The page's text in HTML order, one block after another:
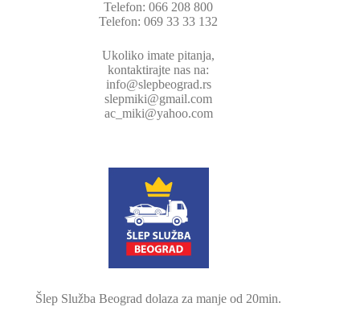
Telefon:066 208 800
Telefon:069 33 33 132
Ukoliko imate pitanja,
kontaktirajte nas na:
info@slepbeograd.rs
slepmiki@gmail.com
ac_miki@yahoo.com
Šlep Služba Beograd dolaza za manje od 20min.